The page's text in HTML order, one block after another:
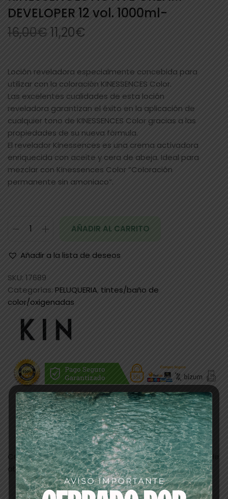
DEVELOPER 12 vol. 1000ml-
16,00€11,20€
Loción reveladora especialmente concebida para
utilizar con la coloración KINESSENCES Color.
Las excelentes cualidades de esta loción
reveladora garantizan el éxito en la aplicación de
cualquier tono de KINESSENCES Color gracias a las
propiedades de su nueva fórmula.
El revelador Kinessences es una crema activadora
enriquecida con aceite y cera de abeja. Ideal para
mezclar con Kinessences Color “Coloración
permanente sin amoniaco”.
AÑADIR AL CARRITO
Añadir a la lista de deseos
SKU: 17689
Categorías: PELUQUERIA, tintes/baño de
color/oxigenadas
Descripción
Crema activadora 12V enriquecida con aceite y cera de
abeja, especial Kinesseces.